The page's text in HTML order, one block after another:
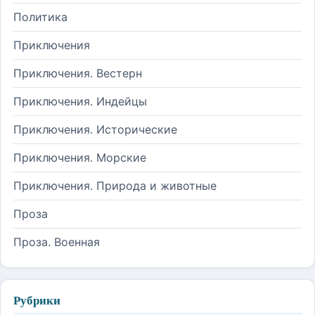
Политика
Приключения
Приключения. Вестерн
Приключения. Индейцы
Приключения. Исторические
Приключения. Морские
Приключения. Природа и животные
Проза
Проза. Военная
Рубрики